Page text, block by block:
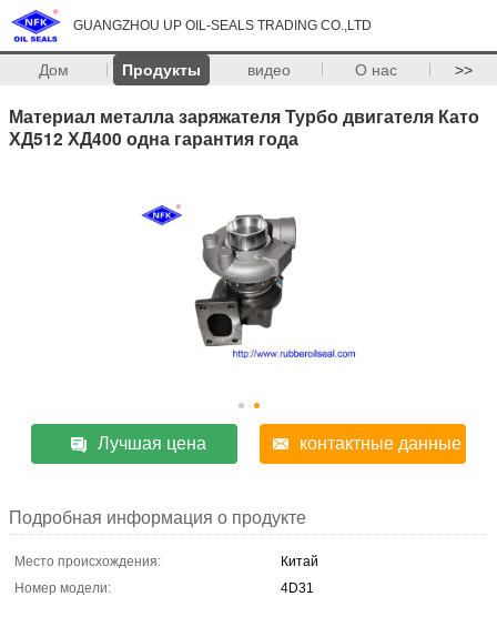
GUANGZHOU UP OIL-SEALS TRADING CO.,LTD
Дом Продукты видео О нас >>
Материал металла заряжателя Турбо двигателя Като
ХД512 ХД400 одна гарантия года
Лучшая цена контактные данные
Подробная информация о продукте
Место происхождения:
Китай
Номер модели:
4D31